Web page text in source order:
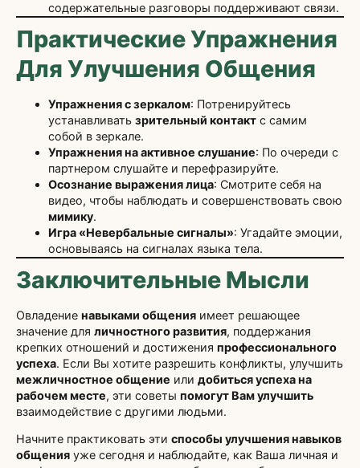
содержательные разговоры поддерживают связи.
Практические Упражнения
Для Улучшения Общения
Упражнения с зеркалом: Потренируйтесь
устанавливать зрительный контакт с самим
собой в зеркале.
Упражнения на активное слушание: По очереди с
партнером слушайте и перефразируйте.
Осознание выражения лица: Смотрите себя на
видео, чтобы наблюдать и совершенствовать свою
мимику.
Игра «Невербальные сигналы»: Угадайте эмоции,
основываясь на сигналах языка тела.
Заключительные Мысли
Овладение навыками общения имеет решающее
значение для личностного развития, поддержания
крепких отношений и достижения профессионального
успеха. Если Вы хотите разрешить конфликты, улучшить
межличностное общение или добиться успеха на
рабочем месте, эти советы помогут Вам улучшить
взаимодействие с другими людьми.
Начните практиковать эти способы улучшения навыков
общения уже сегодня и наблюдайте, как Ваша личная и